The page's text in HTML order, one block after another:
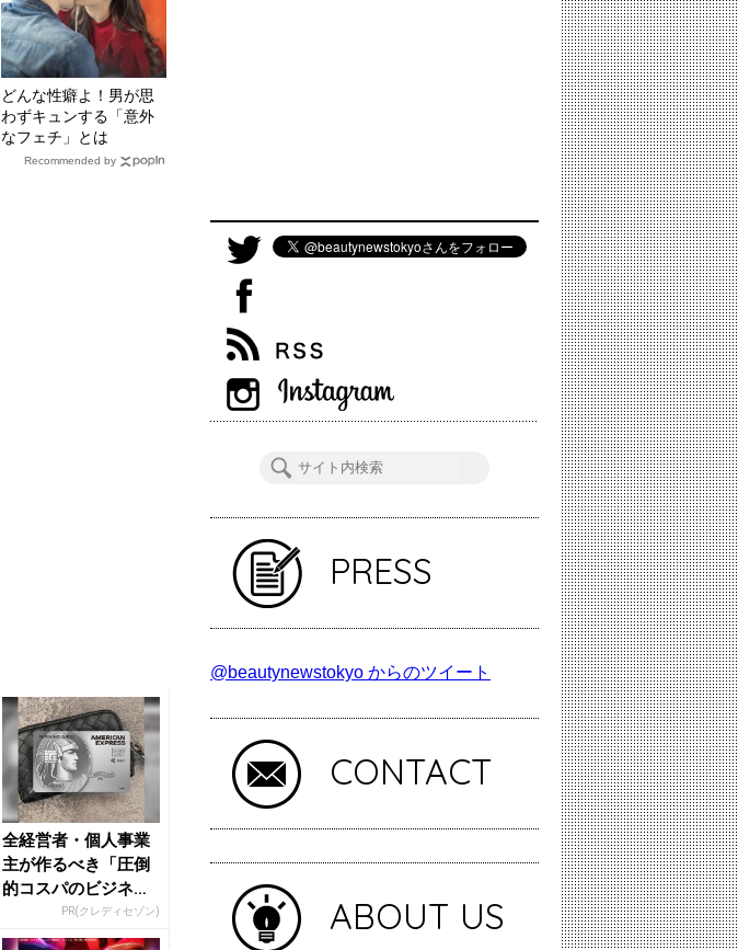
どんな性癖よ！男が思
わずキュンする「意外
なフェチ」とは
Recommended by
全経営者・個人事業
主が作るべき「圧倒
的コスパのビジネス
カード」PR(クレディセゾン)
PRESS
@beautynewstokyo からのツイート
CONTACT
ABOUT US